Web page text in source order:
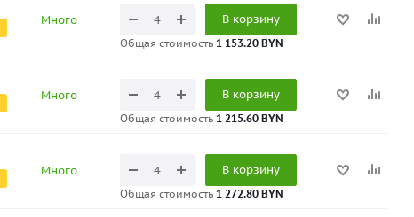
Много В корзину
Общая стоимость 1 153.20 BYN
Много В корзину
Общая стоимость 1 215.60 BYN
Много В корзину
Общая стоимость 1 272.80 BYN